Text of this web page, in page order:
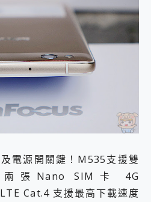
電源開關鍵！M535支援雙
張Nano SIM卡 4G
Cat.4 支援最高下載速度